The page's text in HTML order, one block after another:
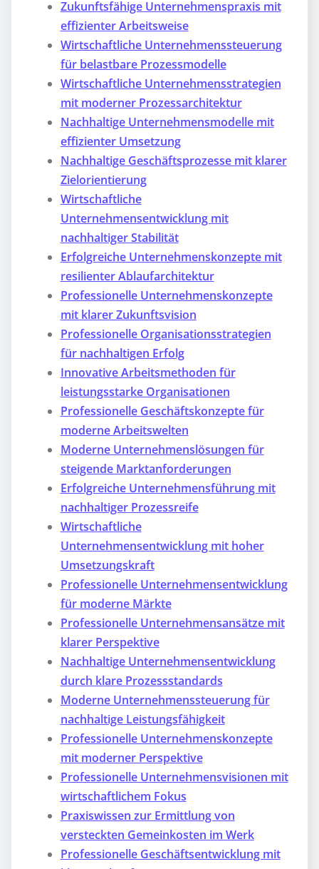
Zukunftsfähige Unternehmenspraxis mit
effizienter Arbeitsweise
Wirtschaftliche Unternehmenssteuerung
für belastbare Prozessmodelle
Wirtschaftliche Unternehmensstrategien
mit moderner Prozessarchitektur
Nachhaltige Unternehmensmodelle mit
effizienter Umsetzung
Nachhaltige Geschäftsprozesse mit klarer
Zielorientierung
Wirtschaftliche
Unternehmensentwicklung mit
nachhaltiger Stabilität
Erfolgreiche Unternehmenskonzepte mit
resilienter Ablaufarchitektur
Professionelle Unternehmenskonzepte
mit klarer Zukunftsvision
Professionelle Organisationsstrategien
für nachhaltigen Erfolg
Innovative Arbeitsmethoden für
leistungsstarke Organisationen
Professionelle Geschäftskonzepte für
moderne Arbeitswelten
Moderne Unternehmenslösungen für
steigende Marktanforderungen
Erfolgreiche Unternehmensführung mit
nachhaltiger Prozessreife
Wirtschaftliche
Unternehmensentwicklung mit hoher
Umsetzungskraft
Professionelle Unternehmensentwicklung
für moderne Märkte
Professionelle Unternehmensansätze mit
klarer Perspektive
Nachhaltige Unternehmensentwicklung
durch klare Prozessstandards
Moderne Unternehmenssteuerung für
nachhaltige Leistungsfähigkeit
Professionelle Unternehmenskonzepte
mit moderner Perspektive
Professionelle Unternehmensvisionen mit
wirtschaftlichem Fokus
Praxiswissen zur Ermittlung von
versteckten Gemeinkosten im Werk
Professionelle Geschäftsentwicklung mit